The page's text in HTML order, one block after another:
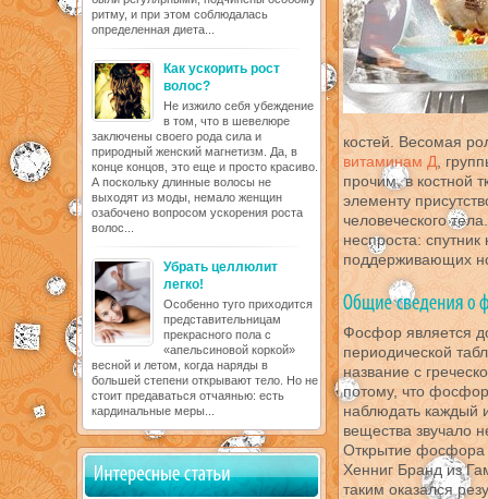
ритму, и при этом соблюдалась
определенная диета...
Как ускорить рост
волос?
Не изжило себя убеждение
в том, что в шевелюре
заключены своего рода сила и
природный женский магнетизм. Да, в
конце концов, это еще и просто красиво.
А поскольку длинные волосы не
выходят из моды, немало женщин
озабочено вопросом ускорения роста
волос...
Убрать целлюлит
легко!
Особенно туго приходится
представительницам
прекрасного пола с
«апельсиновой коркой»
весной и летом, когда наряды в
большей степени открывают тело. Но не
стоит предаваться отчаянью: есть
кардинальные меры...
костей. Весомая
витаминам Д ,
прочим, в костной
элементу
человеческого
неспроста:
поддерживающих
Фосфор является
периодической
название с
потому, что
наблюдать каждый
вещества звучало
Открытие фосфора
Хенниг Бранд из
таким оказался